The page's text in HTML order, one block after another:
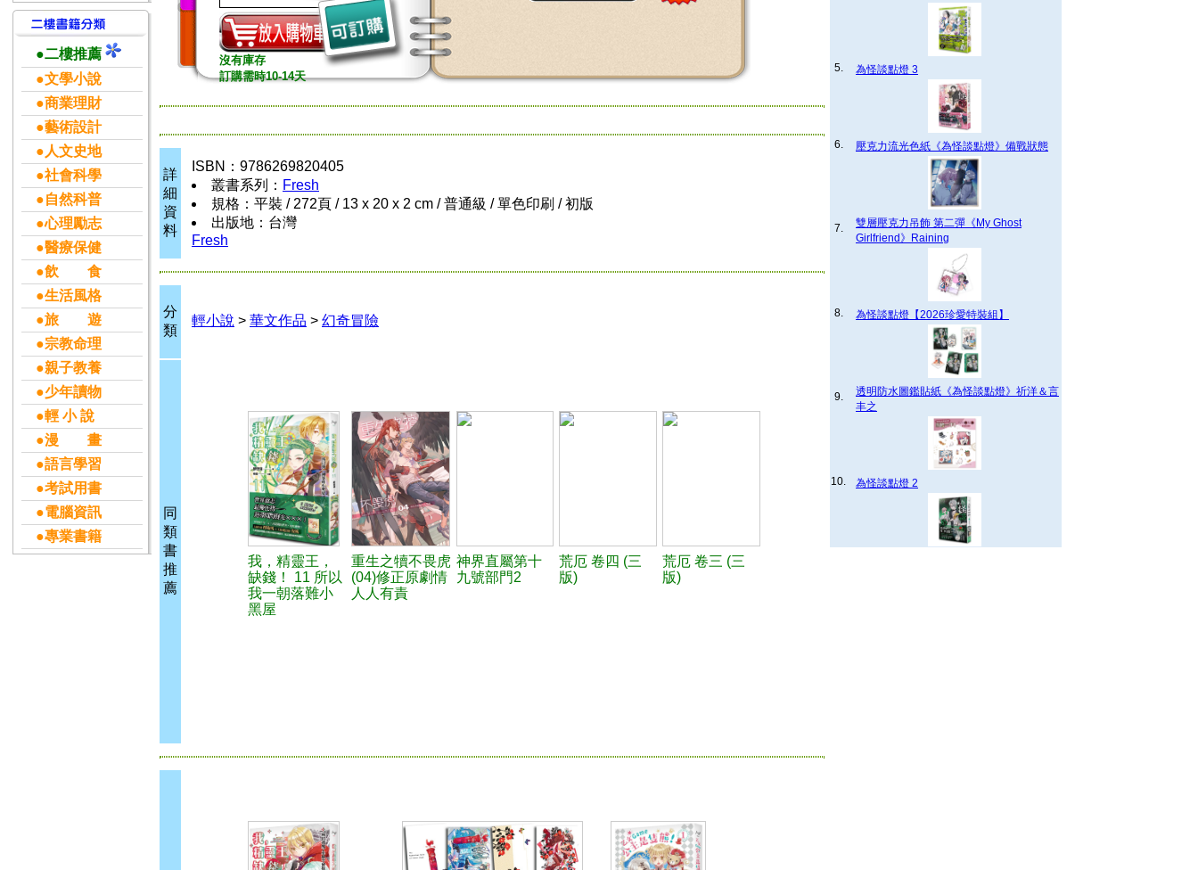
●二樓推薦
●文學小說
●商業理財
●藝術設計
●人文史地
●社會科學
●自然科普
●心理勵志
●醫療保健
●飲 食
●生活風格
●旅 遊
●宗教命理
●親子教養
●少年讀物
●輕 小 說
●漫 畫
●語言學習
●考試用書
●電腦資訊
●專業書籍
沒有庫存
訂購需時10-14天
詳
細
資
料
ISBN：9786269820405
叢書系列： Fresh
規格：平裝 / 272頁 / 13 x 20 x 2 cm / 普通級 / 單色印刷 / 初版
出版地：台灣
Fresh
分
類
輕小說 > 華文作品 > 幻奇冒險
同
類
書
推
薦
我，精靈王，
缺錢！ 11 所以
我一朝落難小
黑屋
重生之犢不畏虎
(04)修正原劇情
人人有責
神界直屬第十
九號部門2
荒厄 卷四 (三
版)
荒厄 卷三 (三
版)
5. 為怪談點燈 3
6. 壓克力流光色紙《為怪談點燈》備戰狀態
7.
雙層壓克力吊飾 第二彈《My Ghost
Girlfriend》Raining
8. 為怪談點燈【2026珍愛特裝組】
9.
透明防水圖鑑貼紙《為怪談點燈》祈洋＆言
丰之
10. 為怪談點燈 2